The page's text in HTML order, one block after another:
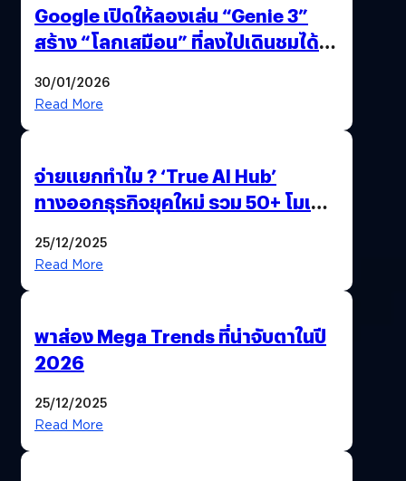
Google เปิดให้ลองเล่น “Genie 3”
สร้าง “โลกเสมือน” ที่ลงไปเดินชมได้
30/01/2026
Read More
จ่ายแยกทำไม ? ‘True AI Hub’
ทางออกธุรกิจยุคใหม่ รวม 50+ โมเดล
25/12/2025
Read More
พาส่อง Mega Trends ที่น่าจับตาในปี
2026
25/12/2025
Read More